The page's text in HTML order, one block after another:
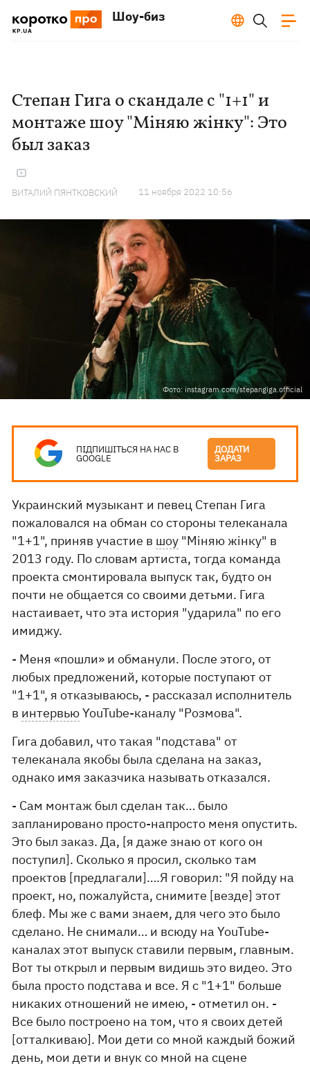
Шоу-биз
Степан Гига о скандале с "1+1" и
монтаже шоу "Міняю жінку": Это
был заказ
ВИТАЛИЙ ПЯНТКОВСКИЙ 11 ноября 2022 10:56
Фото: instagram.com/stepangiga.official
ПІДПИШІТЬСЯ НА НАС В
GOOGLE
ДОДАТИ
ЗАРАЗ
Украинский музыкант и певец Степан Гига
пожаловался на обман со стороны телеканала
"1+1", приняв участие в шоу "Міняю жінку" в
2013 году. По словам артиста, тогда команда
проекта смонтировала выпуск так, будто он
почти не общается со своими детьми. Гига
настаивает, что эта история "ударила" по его
имиджу.
- Меня «пошли» и обманули. После этого, от
любых предложений, которые поступают от
"1+1", я отказываюсь, - рассказал исполнитель
в интервьюYouTube-каналу "Розмова".
Гига добавил, что такая "подстава" от
телеканала якобы была сделана на заказ,
однако имя заказчика называть отказался.
- Сам монтаж был сделан так… было
запланировано просто-напросто меня опустить.
Это был заказ. Да, [я даже знаю от кого он
поступил]. Сколько я просил, сколько там
проектов [предлагали]….Я говорил: "Я пойду на
проект, но, пожалуйста, снимите [везде] этот
блеф. Мы же с вами знаем, для чего это было
сделано. Не снимали… и всюду на YouTube-
каналах этот выпуск ставили первым, главным.
Вот ты открыл и первым видишь это видео. Это
была просто подстава и все. Я с "1+1" больше
никаких отношений не имею, - отметил он. -
Все было построено на том, что я своих детей
[отталкиваю]. Мои дети со мной каждый божий
день, мои дети и внук со мной на сцене